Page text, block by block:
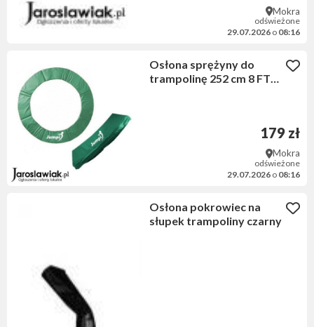
Mokra
odświeżone
29.07.2026 o 08:16
Osłona sprężyny do
trampolinę 252 cm 8 FT
179 zł
Mokra
odświeżone
29.07.2026 o 08:16
Osłona pokrowiec na
słupek trampoliny czarny